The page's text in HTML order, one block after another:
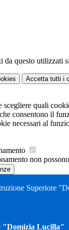
da questo utilizzati
Accetta tutti i
scegliere quali
consentono il
necessari al
non
Superiore
"Domizia Lucilla"